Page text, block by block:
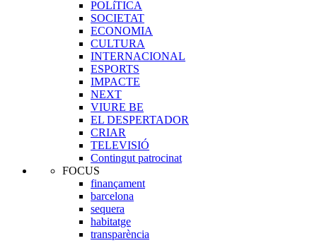
POLíTICA
SOCIETAT
ECONOMIA
CULTURA
INTERNACIONAL
ESPORTS
IMPACTE
NEXT
VIURE BE
EL DESPERTADOR
CRIAR
TELEVISIÓ
Contingut patrocinat
FOCUS
finançament
barcelona
sequera
habitatge
transparència